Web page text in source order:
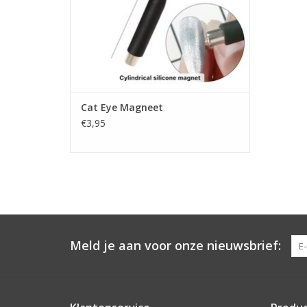
Cat Eye Magneet
€3,95
Meld je aan voor onze nieuwsbrief: